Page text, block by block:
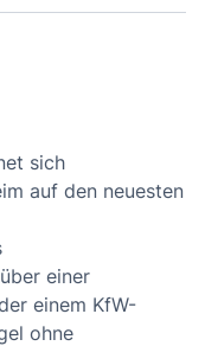
sich
auf den neuesten
einer
einem KfW-
ohne